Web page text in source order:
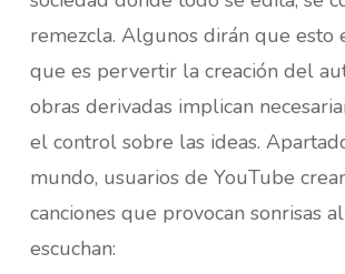
remezcla. Algunos dirán que esto
que es pervertir la creación del
obras derivadas implican
el control sobre las ideas.
mundo, usuarios de YouTube
canciones que provocan sonrisas
escuchan: